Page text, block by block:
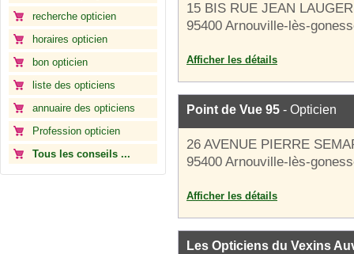
recherche opticien
horaires opticien
bon opticien
liste des opticiens
annuaire des opticiens
Profession opticien
Tous les conseils ...
15 BIS RUE JEAN
95400 Arnouville-lès-
Afficher les détails
Point de Vue 95 - Opticien
26 AVENUE PIERRE
95400 Arnouville-lès-
Afficher les détails
Les Opticiens du Vexins